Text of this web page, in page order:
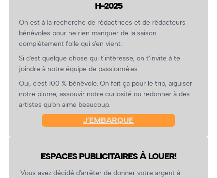
H-2025
On est à la recherche de rédactrices et de rédacteurs
bénévoles pour ne rien manquer de la saison
complètement folle qui s’en vient.
Si c’est quelque chose qui t’intéresse, on t’invite à te
joindre à notre équipe de passionné.es.
Oui, c’est 100 % bénévole. On fait ça pour le trip, aiguiser
notre plume, assouvir notre curiosité ou redonner à des
artistes qu’on aime beaucoup.
J’EMBARQUE
ESPACES PUBLICITAIRES À LOUER!
Vous avez décidé d’arrêter de donner votre argent à